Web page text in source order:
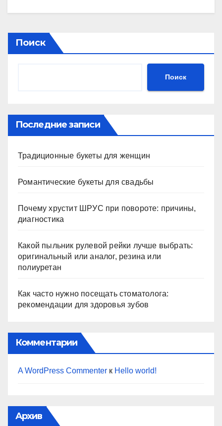
Поиск
Поиск
Последние записи
Традиционные букеты для женщин
Романтические букеты для свадьбы
Почему хрустит ШРУС при повороте: причины,
диагностика
Какой пыльник рулевой рейки лучше выбрать:
оригинальный или аналог, резина или
полиуретан
Как часто нужно посещать стоматолога:
рекомендации для здоровья зубов
Комментарии
A WordPress Commenter к Hello world!
Архив